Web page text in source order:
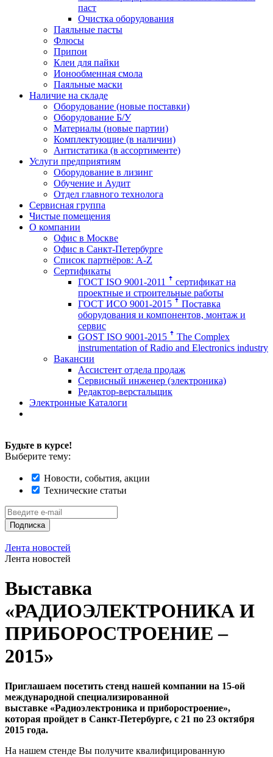
паст
Очистка оборудования
Паяльные пасты
Флюсы
Припои
Клеи для пайки
Ионообменная смола
Паяльные маски
Наличие на складе
Оборудование (новые поставки)
Оборудование Б/У
Материалы (новые партии)
Комплектующие (в наличии)
Антистатика (в ассортименте)
Услуги предприятиям
Оборудование в лизинг
Обучение и Аудит
Отдел главного технолога
Сервисная группа
Чистые помещения
О компании
Офис в Москве
Офис в Санкт-Петербурге
Список партнёров: A-Z
Сертификаты
ГОСТ ISO 9001-2011 ꜛ сертификат на
проектные и строительные работы
ГОСТ ИСО 9001-2015 ꜛ Поставка
оборудования и компонентов, монтаж и
сервис
GOST ISO 9001-2015 ꜛ The Complex
instrumentation of Radio and Electronics industry
Вакансии
Ассистент отдела продаж
Сервисный инженер (электроника)
Редактор-верстальщик
Электронные Каталоги
Будьте в курсе!
Выберите тему:
Новости, события, акции
Технические статьи
Подписка
Лента новостей
Лента новостей
Выставка
«РАДИОЭЛЕКТРОНИКА И
ПРИБОРОСТРОЕНИЕ –
2015»
Приглашаем посетить стенд нашей компании на 15-ой
международной специализированной
выставке «Радиоэлектроника и приборостроение»,
которая пройдет в Санкт-Петербурге, с 21 по 23 октября
2015 года.
На нашем стенде Вы получите квалифицированную